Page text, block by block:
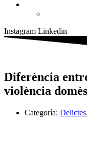
Instagram Linkedin
Diferència
violència
Categoría: